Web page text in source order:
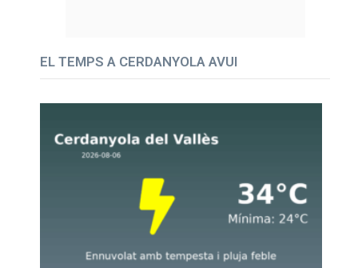
EL TEMPS A CERDANYOLA AVUI